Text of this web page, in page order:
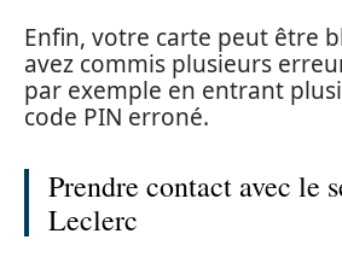
Enfin, votre carte peut être
avez commis plusieurs
par exemple en entrant
code PIN erroné.
Prendre contact avec le
Leclerc